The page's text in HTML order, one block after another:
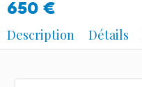
650 €
Description
Détails